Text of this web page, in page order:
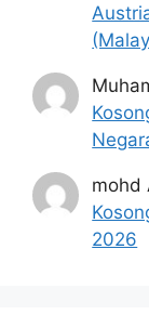
mohd
2026